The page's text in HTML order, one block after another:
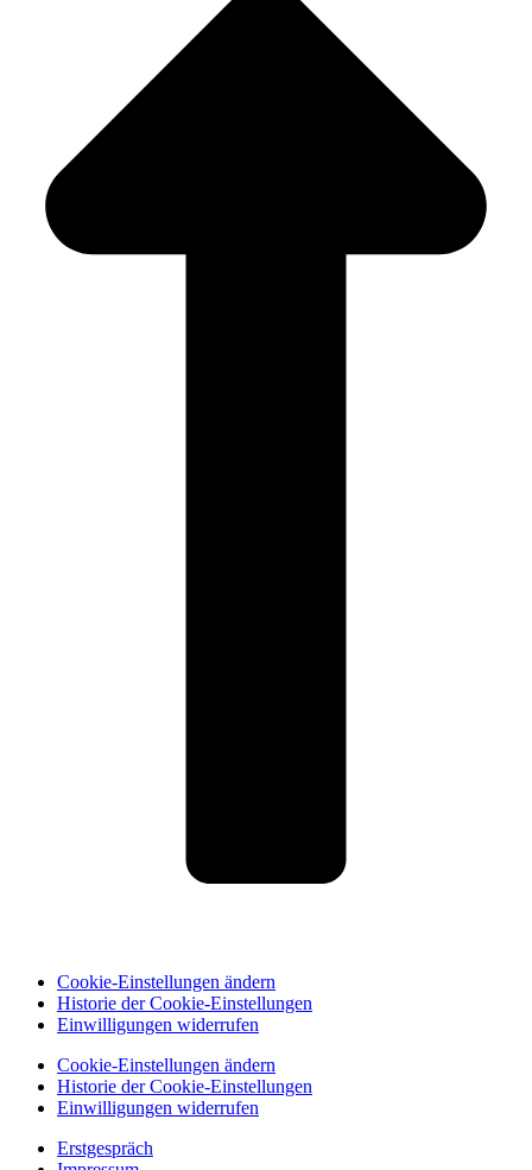
Cookie-Einstellungen ändern
Historie der Cookie-Einstellungen
Einwilligungen widerrufen
Cookie-Einstellungen ändern
Historie der Cookie-Einstellungen
Einwilligungen widerrufen
Erstgespräch